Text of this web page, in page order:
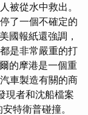
被從水中救出。
了一個不確定的
國報紙還強調，
是非常嚴重的打
的摩港是一個重
車製造有關的商
現者和沈船檔案
特衛普碰撞。